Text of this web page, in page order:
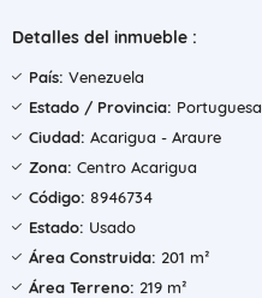
Detalles del inmueble :
País: Venezuela
Estado / Provincia: Portuguesa
Ciudad: Acarigua - Araure
Zona: Centro Acarigua
Código: 8946734
Estado: Usado
Área Construida: 201 m²
Área Terreno: 219 m²